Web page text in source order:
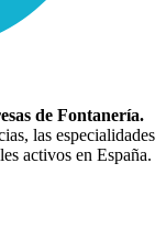
de Fontanería.
las especialidades
activos en España.